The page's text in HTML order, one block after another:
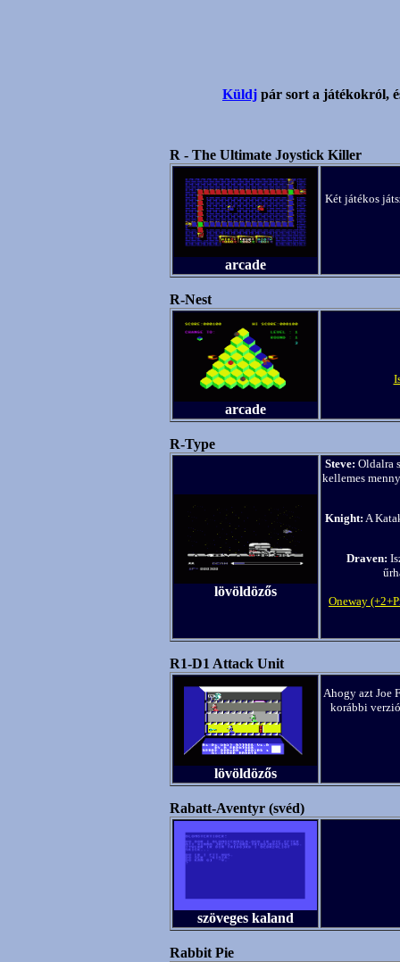
Küldj pár sort a játékokról,
R - The Ultimate Joystick Killer
arcade
Két játékos
R-Nest
arcade
R-Type
lövöldözős
Steve: Oldalra
kellemes
Knight: A
Draven:
Oneway
R1-D1 Attack Unit
lövöldözős
Ahogy azt Joe
korábbi
Rabatt-Aventyr (svéd)
szöveges kaland
Rabbit Pie